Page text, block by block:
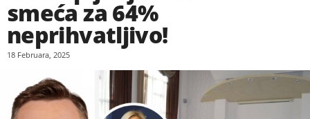
smeća za 64%
neprihvatljivo!
18 Februara, 2025